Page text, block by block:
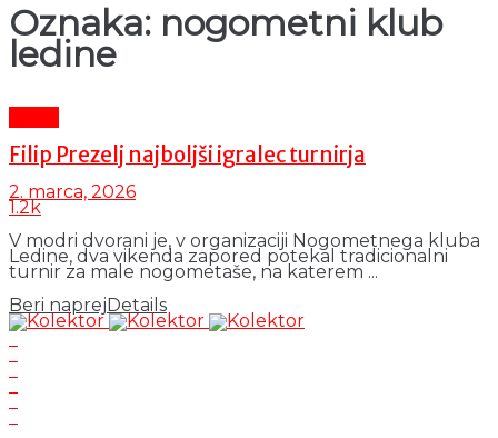
Oznaka: nogometni klub
ledine
Filip Prezelj najboljši igralec turnirja
2. marca, 2026
1.2k
V modri dvorani je, v organizaciji Nogometnega kluba
Ledine, dva vikenda zapored potekal tradicionalni
turnir za male nogometaše, na katerem ...
Beri naprej Details